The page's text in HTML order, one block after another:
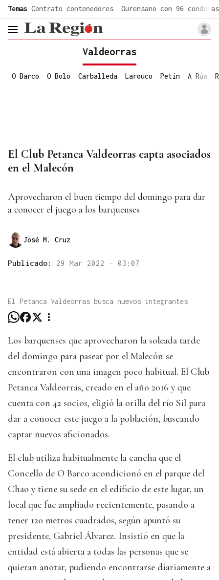
Temas Contrato contenedores Ourensano con 96 condenas
header.menu.open
Valdeorras
O Barco O Bolo Carballeda Larouco Petín A Rúa
El Club Petanca Valdeorras capta asociados
en el Malecón
Aprovecharon el buen tiempo del domingo para dar
a conocer el juego a los barquenses
José M. Cruz
Publicado: 29 Mar 2022 - 03:07
El Petanca Valdeorras busca nuevos integrantes
Los barquenses que aprovecharon la soleada tarde
del domingo para pasear por el Malecón se
encontraron con una imagen poco habitual. El Club
Petanca Valdeorras, creado en el año 2016 y que
cuenta con 42 socios, eligió la orilla del río Sil para
dar a conocer este juego a la población, buscando
captar nuevos aficionados.
El club utiliza habitualmente la cancha que el
Concello de O Barco acondicionó en el parque del
Chao y tiene su sede en el edificio de este lugar, un
local que fue ampliado recientemente, pasando a
tener 120 metros cuadrados, según apuntó su
presidente, Gabriel Álvarez. Insistió en que la
entidad está abierta a todas las personas que se
quieran anotar, pudiendo encontrarse diariamente a